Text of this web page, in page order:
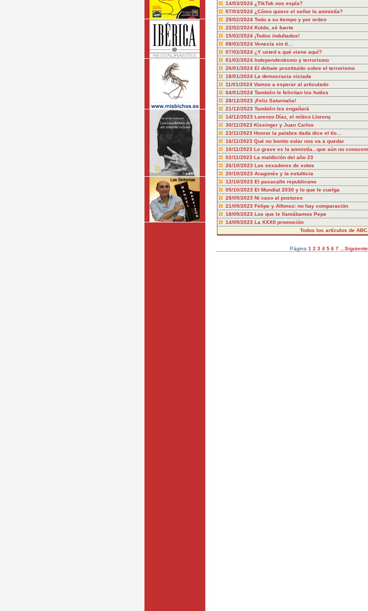
14/03/2024 ¿TikTok nos espía?
07/03/2024 ¿Cómo quiere el señor la amnistía?
29/02/2024 Todo a su tiempo y por orden
22/02/2024 Koldo, sé fuerte
15/02/2024 ¡Todos indultados!
08/02/2024 Venecia sin ti...
07/02/2024 ¿Y usted a qué viene aquí?
01/02/2024 Independentismo y terrorismo
26/01/2024 El debate prostituido sobre el terrorismo
18/01/2024 La democracia viciada
11/01/2024 Vamos a esperar al articulado
04/01/2024 También le felicitan los hutíes
28/12/2023 ¡Feliz Saturnalia!
21/12/2023 También les engañará
14/12/2023 Lorenzo Díaz, el mítico Llorenç
30/11/2023 Kissinger y Juan Carlos
23/11/2023 Honrar la palabra dada dice el tío…
16/11/2023 Qué no bonito solar nos va a quedar
10/11/2023 Lo grave es la amnistía...que aún no
02/11/2023 La maldición del año 23
26/10/2023 Los sexadores de votos
20/10/2023 Aragonès y la estulticia
12/10/2023 El pasacalle republicano
05/10/2023 El Mundial 2030 y lo que le cuelga
28/09/2023 Ni caso al postureo
21/09/2023 Felipe y Alfonso: no hay comparación
18/09/2023 Los que le llamábamos Pepe
14/09/2023 La XXXII promoción
Todos los artículos de
Página 1 2 3 4 5 6 7